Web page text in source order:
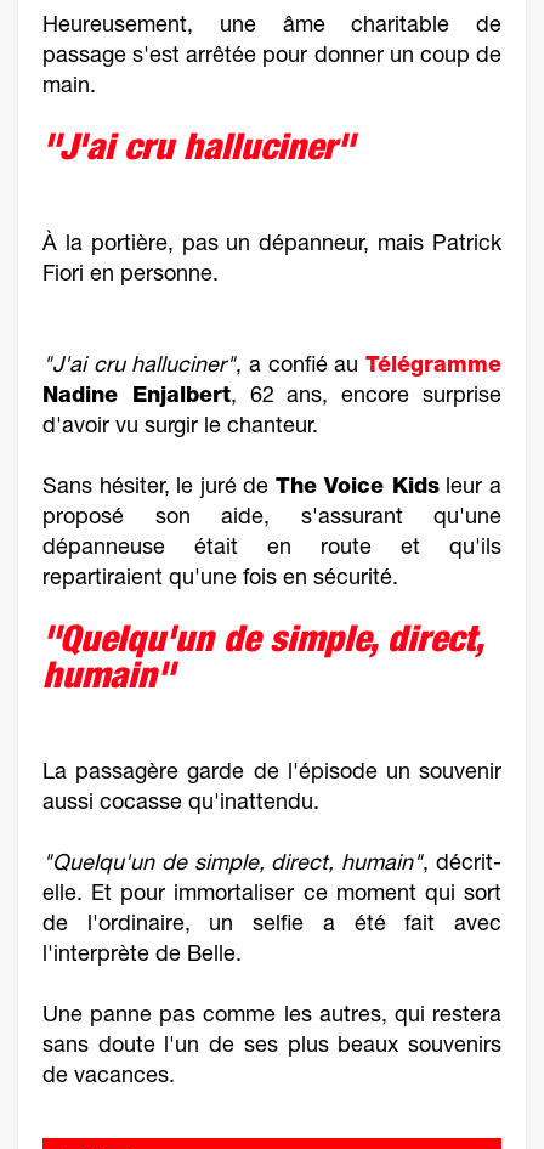
Heureusement, une âme charitable de
passage s'est arrêtée pour donner un coup de
main.
"J'ai cru halluciner"
À la portière, pas un dépanneur, mais Patrick
Fiori en personne.
"J'ai cru halluciner", a confié auTélégramme
Nadine Enjalbert, 62 ans, encore surprise
d'avoir vu surgir le chanteur.
Sans hésiter, le juré de The Voice Kidsleur a
proposé son aide, s'assurant qu'une
dépanneuse était en route et qu'ils
repartiraient qu'une fois en sécurité.
"Quelqu'un de simple, direct,
humain"
La passagère garde de l'épisode un souvenir
aussi cocasse qu'inattendu.
"Quelqu'un de simple, direct, humain", décrit-
elle. Et pour immortaliser ce moment qui sort
de l'ordinaire, un selfie a été fait avec
l'interprète de Belle.
Une panne pas comme les autres, qui restera
sans doute l'un de ses plus beaux souvenirs
de vacances.